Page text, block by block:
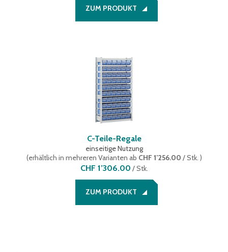
ZUM PRODUKT
C-Teile-Regale
einseitige Nutzung
(erhältlich in mehreren Varianten ab CHF 1’256.00 / Stk. )
CHF 1’306.00 /Stk.
ZUM PRODUKT